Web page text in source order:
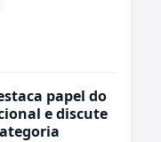
papel do
e discute